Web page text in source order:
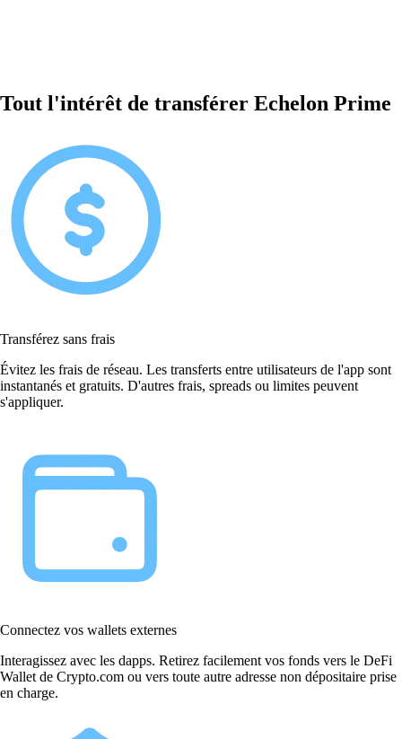
Tout l'intérêt de transférer Echelon Prime
Transférez sans frais
Évitez les frais de réseau. Les transferts entre utilisateurs de l'app sont
instantanés et gratuits. D'autres frais, spreads ou limites peuvent
s'appliquer.
Connectez vos wallets externes
Interagissez avec les dapps. Retirez facilement vos fonds vers le DeFi
Wallet de Crypto.com ou vers toute autre adresse non dépositaire prise
en charge.